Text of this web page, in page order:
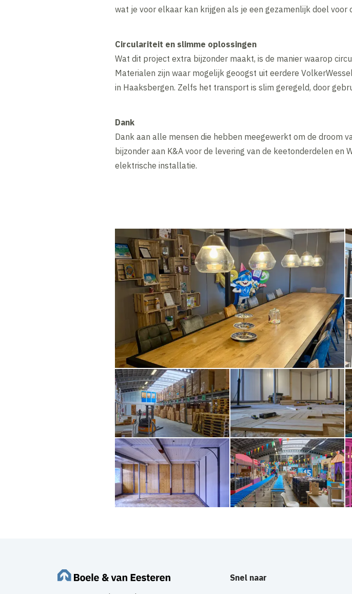
wat je voor elkaar kan krijgen als je een gezamenlijk doel voor
Circulariteit en slimme oplossingen
Wat dit project extra bijzonder maakt, is de manier waarop
Materialen zijn waar mogelijk geoogst uit eerdere
in Haaksbergen. Zelfs het transport is slim geregeld, door
Dank
Dank aan alle mensen die hebben meegewerkt om de droom
bijzonder aan K&A voor de levering van de keetonderdelen en
elektrische installatie.
Snel naar